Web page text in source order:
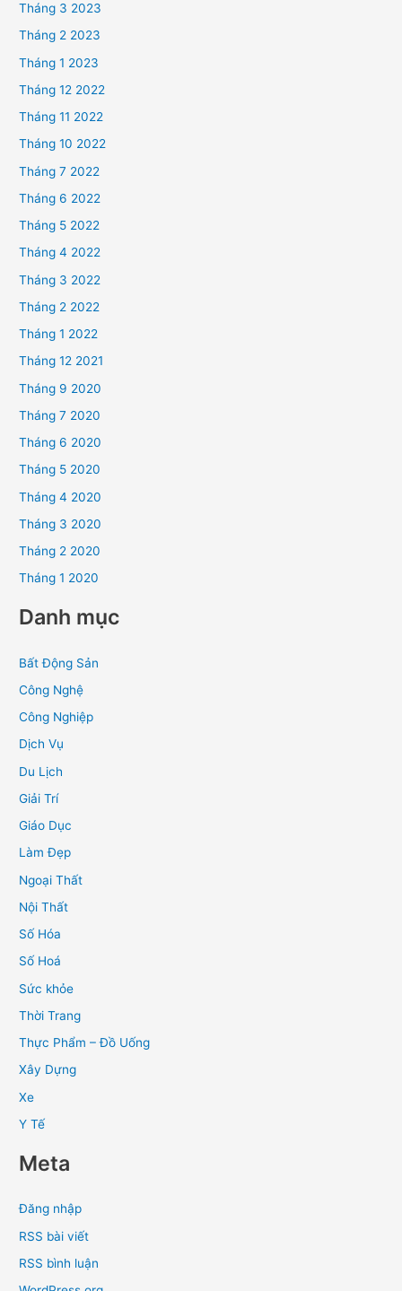
Tháng 3 2023
Tháng 2 2023
Tháng 1 2023
Tháng 12 2022
Tháng 11 2022
Tháng 10 2022
Tháng 7 2022
Tháng 6 2022
Tháng 5 2022
Tháng 4 2022
Tháng 3 2022
Tháng 2 2022
Tháng 1 2022
Tháng 12 2021
Tháng 9 2020
Tháng 7 2020
Tháng 6 2020
Tháng 5 2020
Tháng 4 2020
Tháng 3 2020
Tháng 2 2020
Tháng 1 2020
Danh mục
Bất Động Sản
Công Nghệ
Công Nghiệp
Dịch Vụ
Du Lịch
Giải Trí
Giáo Dục
Làm Đẹp
Ngoại Thất
Nội Thất
Số Hóa
Số Hoá
Sức khỏe
Thời Trang
Thực Phẩm – Đồ Uống
Xây Dựng
Xe
Y Tế
Meta
Đăng nhập
RSS bài viết
RSS bình luận